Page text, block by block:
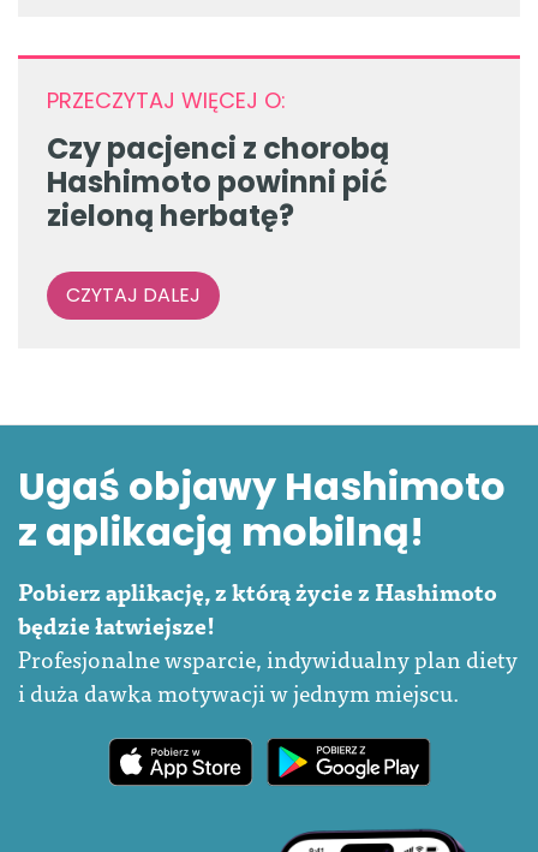
PRZECZYTAJ WIĘCEJ O:
Czy pacjenci z chorobą
Hashimoto powinni pić
zieloną herbatę?
CZYTAJ DALEJ
Ugaś objawy Hashimoto
z aplikacją mobilną!
Pobierz aplikację, z którą życie z Hashimoto
będzie łatwiejsze!
Profesjonalne wsparcie, indywidualny plan diety
i duża dawka motywacji w jednym miejscu.